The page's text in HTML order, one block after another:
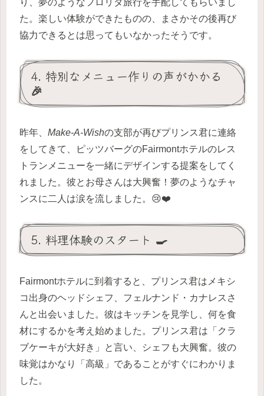
り、夢のようなフロリダ旅行を手配してもらいまし
た。楽しい体験ができたものの、まさかその後再び
協力できるとは思ってもいなかったそうです。
4. 特別なメニュー作りの声がかかる
🎉
昨年、 Make-A-Wishの支部が再びプリンス君に連絡
をしてきて、ピッツバーグのFairmontホテルのレス
トランメニューを一緒にデザインする提案をしてく
れました。彼とお母さんは大興奮！夢のようなチャ
ンスに二人は涙を流しました。😢❤️
5. 料理体験のスタート 🍳
Fairmontホテルに到着すると、プリンス君はメキシ
コ出身のヘッドシェフ、フェルナンド・カナレスさ
んと出会いました。彼はキッチンを見学し、何を食
材にするかを考え始めました。プリンス君は「クラ
ブケーキが大好き」と言い、シェフも大興奮。彼の
味覚はかなり「高級」であることがすぐにわかりま
した。